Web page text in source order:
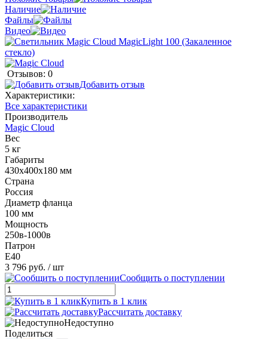
Наличие
Файлы
Видео
Отзывов: 0
Добавить отзыв
Характеристики:
Все характеристики
Производитель
Magic Cloud
Вес
5 кг
Габариты
430х400х180 мм
Страна
Россия
Диаметр фланца
100 мм
Мощность
250в-1000в
Патрон
Е40
3 796 руб. / шт
Сообщить о поступлении
Купить в 1 клик
Рассчитать доставку
Недоступно
Поделиться